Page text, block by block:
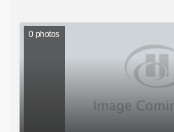
0 photos